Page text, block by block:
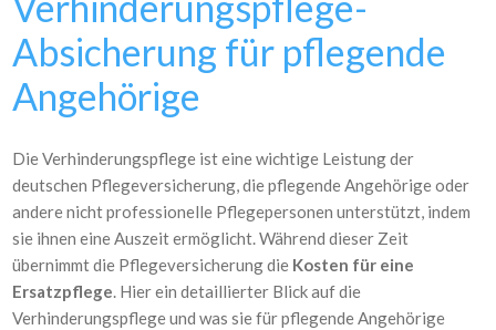
Absicherung für pflegende
Angehörige
Die Verhinderungspflege ist eine wichtige Leistung der
deutschen Pflegeversicherung, die pflegende Angehörige oder
andere nicht professionelle Pflegepersonen unterstützt, indem
sie ihnen eine Auszeit ermöglicht. Während dieser Zeit
übernimmt die Pflegeversicherung die Kosten für eine
Ersatzpflege. Hier ein detaillierter Blick auf die
Verhinderungspflege und was sie für pflegende Angehörige